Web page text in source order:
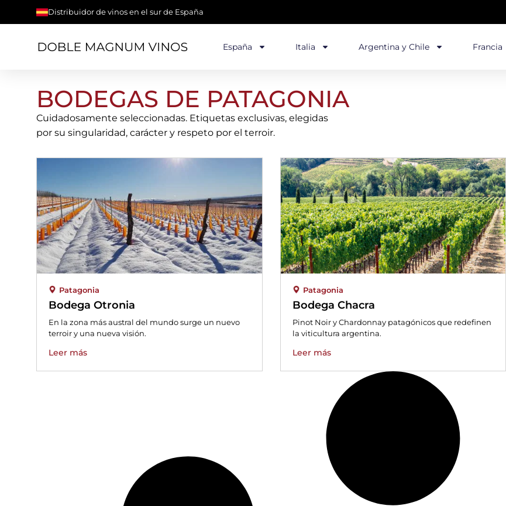
Distribuidor de vinos en el sur de España
España Italia Argentina y Chile Francia
BODEGAS DE PATAGONIA
Cuidadosamente seleccionadas. Etiquetas exclusivas, elegidas
por su singularidad, carácter y respeto por el terroir.
Patagonia
Bodega Otronia
En la zona más austral del mundo surge un nuevo
terroir y una nueva visión.
Leer más
Patagonia
Bodega Chacra
Pinot Noir y Chardonnay patagónicos que redefinen
la viticultura argentina.
Leer más